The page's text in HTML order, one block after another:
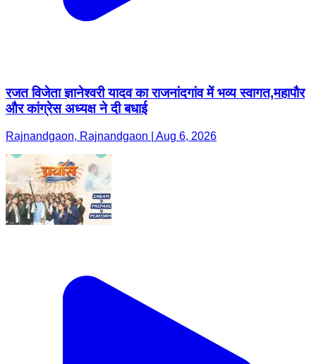
रजत विजेता ज्ञानेश्वरी यादव का राजनांदगांव में भव्य स्वागत,महापौर
और कांग्रेस अध्यक्ष ने दी बधाई
Rajnandgaon, Rajnandgaon | Aug 6, 2026